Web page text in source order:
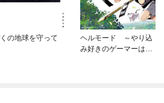
の地球を守って
ヘルモード ～やり込
み好きのゲーマーは廃